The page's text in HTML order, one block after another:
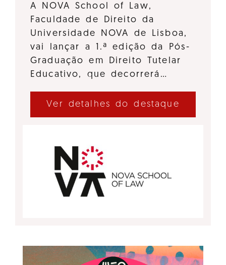
A NOVA School of Law,
Faculdade de Direito da
Universidade NOVA de Lisboa,
vai lançar a 1.ª edição da Pós-
Graduação em Direito Tutelar
Educativo, que decorrerá…
Ver detalhes do destaque